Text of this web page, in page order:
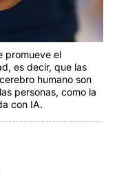
promueve el
es decir, que las
humano son
personas, como la
con IA.